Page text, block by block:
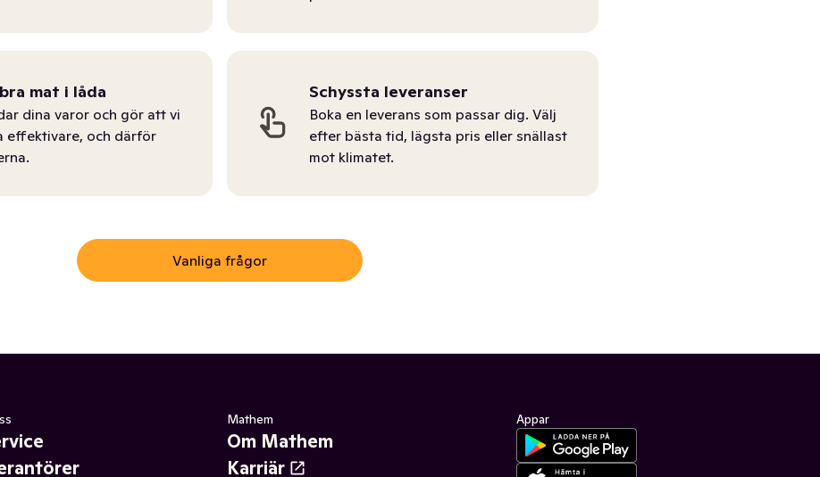
mat i låda
dina varor och gör att vi
effektivare, och därför
Schyssta leveranser
Boka en leverans som passar dig. Välj
efter bästa tid, lägsta pris eller snällast
mot klimatet.
Vanliga frågor
Mathem
Om Mathem
Karriär
Appar